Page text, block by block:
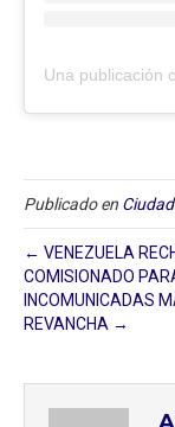
Publicado en Ciudad
← VENEZUELA
COMISIONADO
INCOMUNICADAS
REVANCHA →